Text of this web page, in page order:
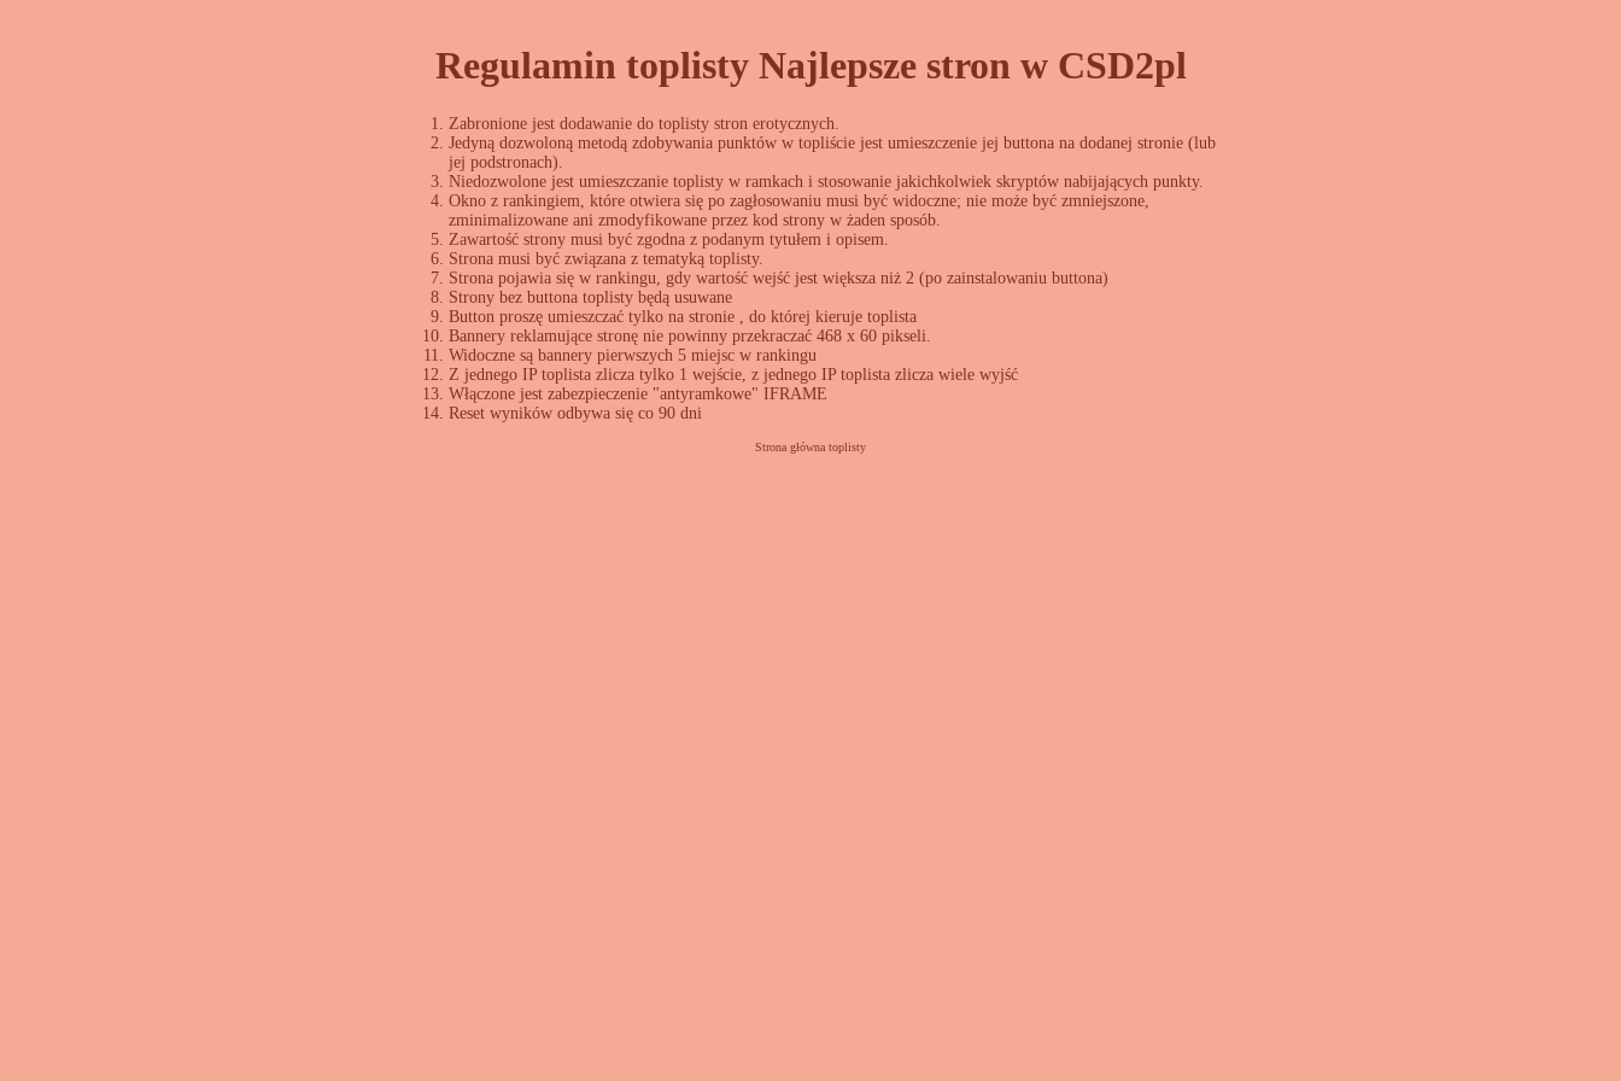
Regulamin toplisty Najlepsze stron w CSD2pl
Zabronione jest dodawanie do toplisty stron erotycznych.
Jedyną dozwoloną metodą zdobywania punktów w topliście jest umieszczenie jej buttona na dodanej stronie (lub
jej podstronach).
Niedozwolone jest umieszczanie toplisty w ramkach i stosowanie jakichkolwiek skryptów nabijających punkty.
Okno z rankingiem, które otwiera się po zagłosowaniu musi być widoczne; nie może być zmniejszone,
zminimalizowane ani zmodyfikowane przez kod strony w żaden sposób.
Zawartość strony musi być zgodna z podanym tytułem i opisem.
Strona musi być związana z tematyką toplisty.
Strona pojawia się w rankingu, gdy wartość wejść jest większa niż 2 (po zainstalowaniu buttona)
Strony bez buttona toplisty będą usuwane
Button proszę umieszczać tylko na stronie , do której kieruje toplista
Bannery reklamujące stronę nie powinny przekraczać 468 x 60 pikseli.
Widoczne są bannery pierwszych 5 miejsc w rankingu
Z jednego IP toplista zlicza tylko 1 wejście, z jednego IP toplista zlicza wiele wyjść
Włączone jest zabezpieczenie "antyramkowe" IFRAME
Reset wyników odbywa się co 90 dni
Strona główna toplisty